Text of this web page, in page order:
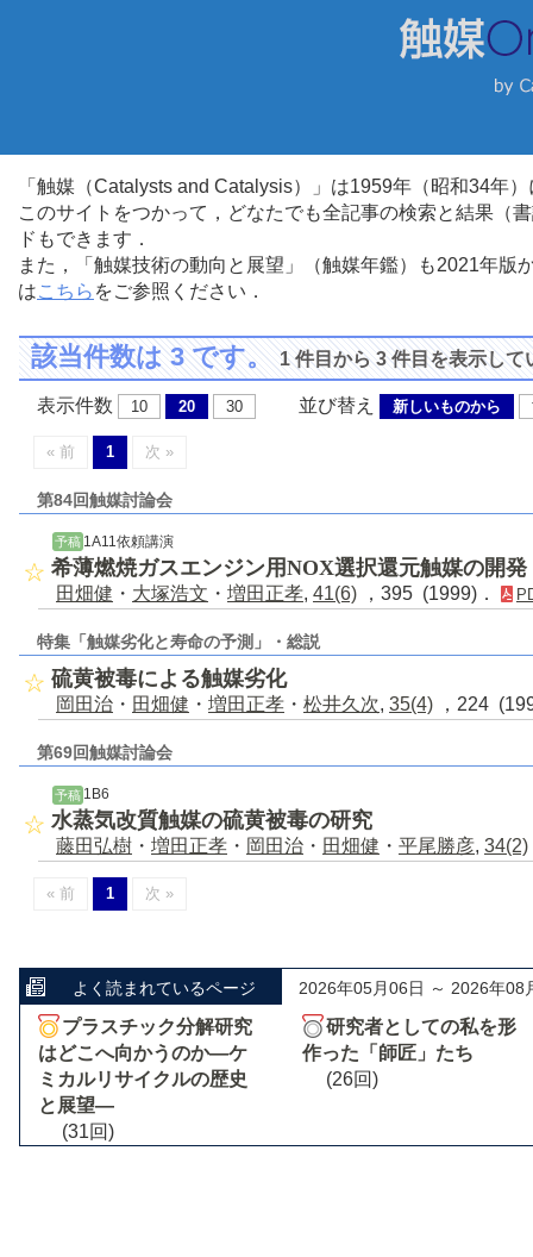
「触媒（Catalysts and Catalysis）」は1959年（昭和34年
このサイトをつかって，どなたでも全記事の検索と結果（
ドもできます．
また，「触媒技術の動向と展望」（触媒年鑑）も2021年
はこちら をご参照ください．
該当件数は 3 です。1 件目から 3 件目を表示して
表示件数 10 20 30 並び替え 新しいものから
« 前 1 次 »
第84回触媒討論会
予稿 1A11依頼講演
希薄燃焼ガスエンジン用NOX選択還元触媒の開発
田畑健 ・ 大塚浩文 ・ 増田正孝, 41(6) ，395 (1999)．
特集「触媒劣化と寿命の予測」・総説
硫黄被毒による触媒劣化
岡田治 ・ 田畑健 ・ 増田正孝 ・ 松井久次, 35(4) ，224
第69回触媒討論会
予稿 1B6
水蒸気改質触媒の硫黄被毒の研究
藤田弘樹 ・ 増田正孝 ・ 岡田治 ・ 田畑健 ・ 平尾勝彦, 34(2)
« 前 1 次 »
よく読まれているページ 2026年05月06日 ～ 2026年08
プラスチック分解研究
はどこへ向かうのか―ケ
ミカルリサイクルの歴史
と展望―
(31回)
研究者としての私を形
作った「師匠」たち
(26回)